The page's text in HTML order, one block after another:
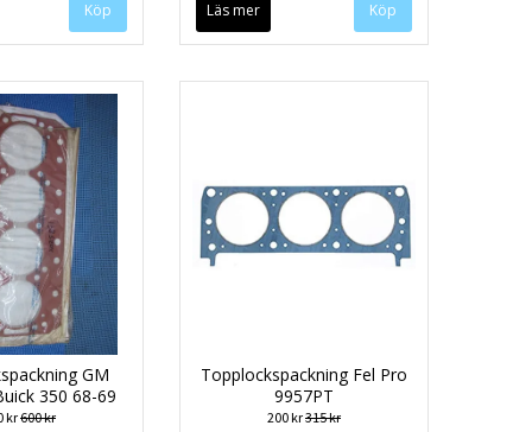
Läs mer
GM
350 68-69
kr600 kr
Topplockspackning Fel Pro
9957PT
200 kr315 kr